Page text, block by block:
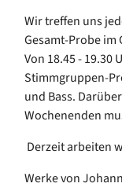
Wir treffen uns
Gesamt-Probe im
Von 18.45 - 19.30
Stimmgruppen-
und Bass.
Wochenenden
Derzeit arbeiten
Werke von